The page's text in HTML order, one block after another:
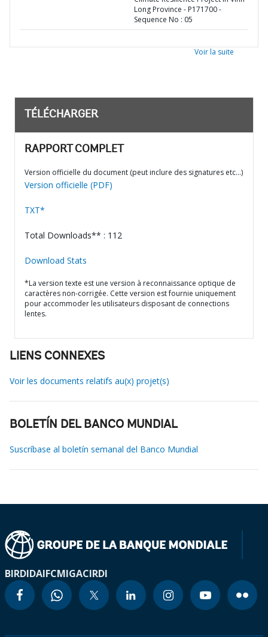
Long Province - P171700 -
Sequence No : 05
Voir la suite
TÉLÉCHARGER
RAPPORT COMPLET
Version officielle du document (peut inclure des signatures etc…)
Version officielle (PDF)
TXT*
Total Downloads** : 112
Download Stats
*La version texte est une version à reconnaissance optique de
caractères non-corrigée. Cette version est fournie uniquement
pour accommoder les utilisateurs disposant de connections
lentes.
LIENS CONNEXES
Voir les documents relatifs au(x) projet(s)
BOLETÍN DEL BANCO MUNDIAL
Suscríbase al boletín semanal del Banco Mundial
BIRDIDAIFCMIGACIRDI